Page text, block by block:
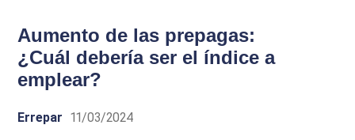
Aumento de las prepagas:
¿Cuál debería ser el índice a
emplear?
Errepar 11/03/2024